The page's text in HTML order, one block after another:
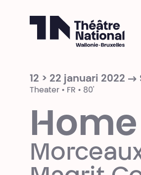
12 > 22 januari 2022
Theater • FR • 80'
Home